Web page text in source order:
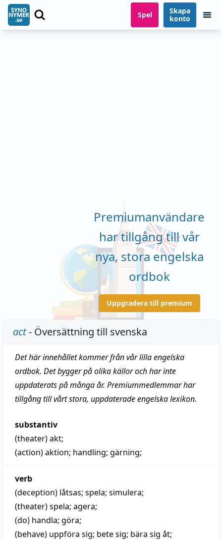
Spel
Skapa
konto
Premiumanvändare
har tillgång till vår
nya, stora engelska
ordbok
Uppgradera till premium
act- Översättning till svenska
Det här innehållet kommer från vår lilla engelska
ordbok. Det bygger på olika källor och har inte
uppdaterats på många år. Premiummedlemmar har
tillgång till vårt stora, uppdaterade engelska lexikon.
substantiv
(theater)akt;
(action)aktion; handling; gärning;
verb
(deception) låtsas; spela; simulera;
(theater)spela; agera;
(do) handla; göra;
(behave) uppföra sig; bete sig; bära sig åt;